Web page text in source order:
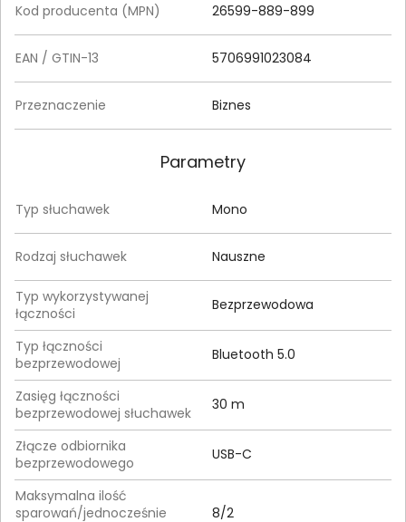
Kod producenta (MPN) 26599-889-899
EAN / GTIN-13 5706991023084
Przeznaczenie Biznes
Parametry
Typ słuchawek Mono
Rodzaj słuchawek Nauszne
Typ wykorzystywanej
łączności
Bezprzewodowa
Typ łączności
bezprzewodowej
Bluetooth 5.0
Zasięg łączności
bezprzewodowej słuchawek
30 m
Złącze odbiornika
bezprzewodowego
USB-C
Maksymalna ilość
sparowań/jednocześnie
8/2